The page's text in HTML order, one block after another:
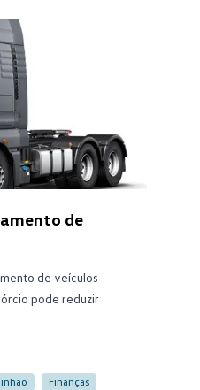
de
de veículos
pode reduzir
Finanças